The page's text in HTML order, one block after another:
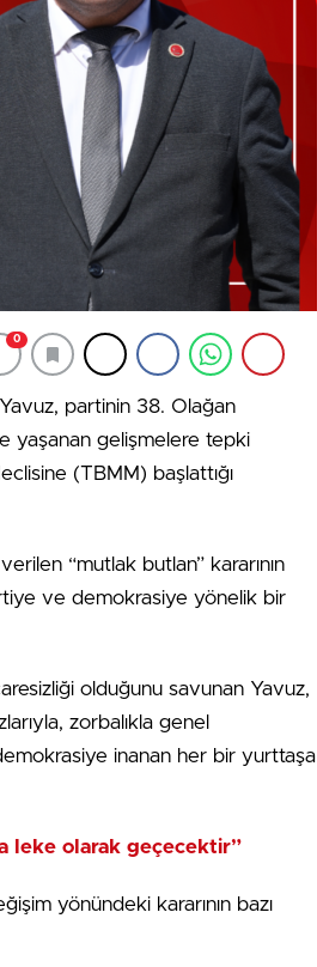
0
partinin 38. Olağan
yaşanan gelişmelere tepki
(TBMM) başlattığı
“mutlak butlan” kararının
ve demokrasiye yönelik bir
olduğunu savunan Yavuz,
zorbalıkla genel
inanan her bir yurttaşa
leke olarak geçecektir”
yönündeki kararının bazı